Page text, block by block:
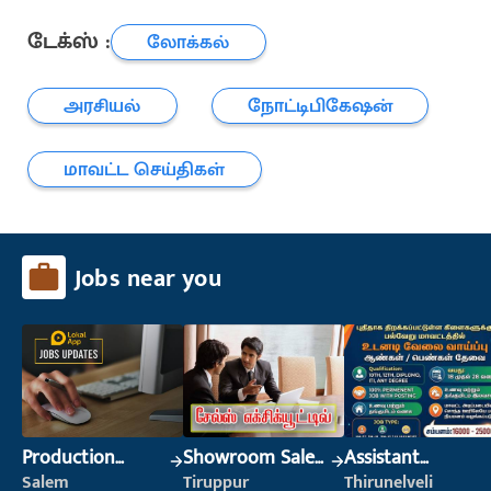
டேக்ஸ் :
லோக்கல்
அரசியல்
நோட்டிபிகேஷன்
மாவட்ட செய்திகள்
Jobs near you
Production
Supervisor
Salem
Showroom Sales
Executive (Retail
Tiruppur
Assistant
Manager
Thirunelveli